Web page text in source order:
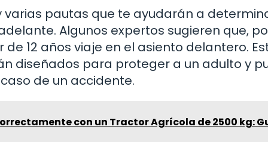
pautas que te ayudarán a
Algunos expertos sugieren que,
12 años viaje en el asiento delantero.
diseñados para proteger a un adulto y
de un accidente.
con un Tractor Agrícola de 2500 kg: